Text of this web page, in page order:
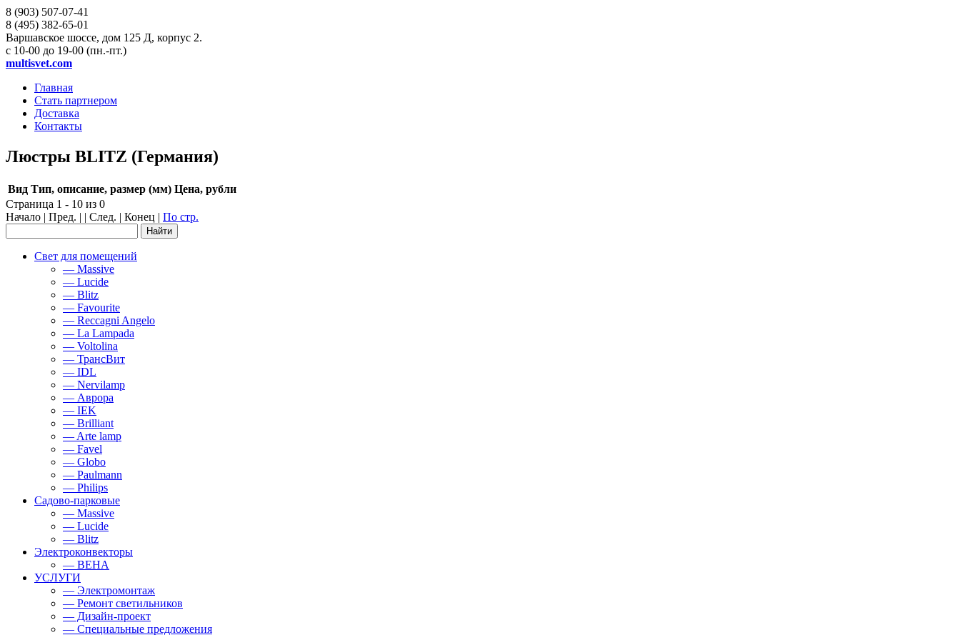
8 (903) 507-07-41
8 (495) 382-65-01
Варшавское шоссе, дом 125 Д, корпус 2.
с 10-00 до 19-00 (пн.-пт.)
multisvet.com
Главная
Стать партнером
Доставка
Контакты
Люстры BLITZ (Германия)
Вид Тип, описание, размер (мм) Цена, рубли
Страница 1 - 10 из 0
Начало | Пред. | | След. | Конец | По стр.
Свет для помещений
— Massive
— Lucide
— Blitz
— Favourite
— Reccagni Angelo
— La Lampada
— Voltolina
— ТрансВит
— IDL
— Nervilamp
— Аврора
— IEK
— Brilliant
— Arte lamp
— Favel
— Globo
— Paulmann
— Philips
Садово-парковые
— Massive
— Lucide
— Blitz
Электроконвекторы
— BEHA
УСЛУГИ
— Электромонтаж
— Ремонт светильников
— Дизайн-проект
— Специальные предложения